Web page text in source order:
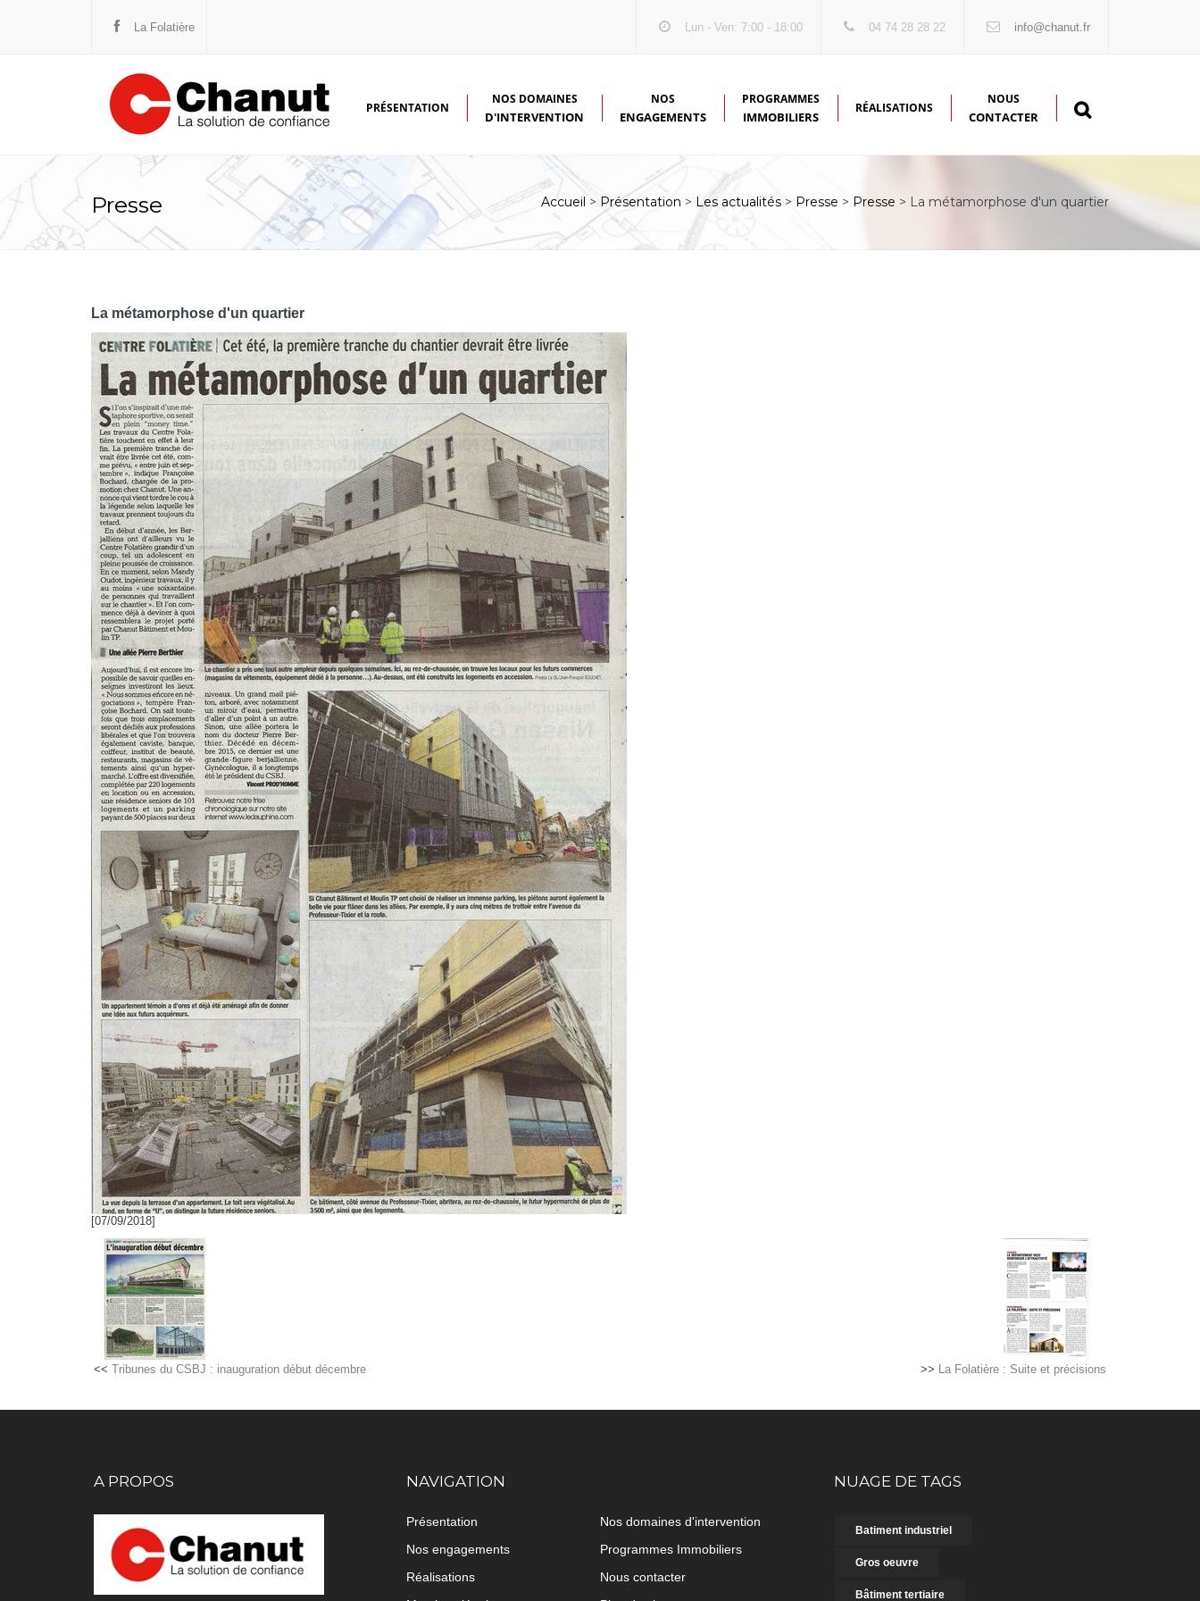
La Folatière Lun - Ven: 7:00 - 18:00 04 74 28 28 22 info@chanut.fr
PRÉSENTATION
L'HISTORIQUE
L'ORGANIGRAMME
NOTRE SAVOIR-FAIRE
NOS DOMAINES
D'INTERVENTION
GROS ŒUVRE DE BÂTIMENT OU DE GÉNIE CIVIL
RÉALISATION D'OUVRAGES CLÉS EN MAIN
ENTREPRISE GÉNÉRALE DE BÂTIMENT
PROMOTION IMMOBILIÈRE
NOS
ENGAGEMENTS
NOTRE RICHESSE : L'HUMAIN
NOTRE PRIORITÉ : LA SÉCURITÉ
NOTRE VOLONTÉ : L'ÉCOUTE
PROGRAMMES
IMMOBILIERS
RÉALISATIONS
NOUS
CONTACTER
Presse Accueil > Présentation > Les actualités > Presse > Presse > La métamorphose d'un quartier
La métamorphose d'un quartier
[07/09/2018]
<< Tribunes du CSBJ : inauguration début décembre >> La Folatière : Suite et précisions
A PROPOS NAVIGATION
Présentation
Nos domaines d'intervention
Nos engagements
Programmes Immobiliers
Réalisations
Nous contacter
NUAGE DE TAGS
Batiment industriel
Gros oeuvre
Bâtiment tertiaire